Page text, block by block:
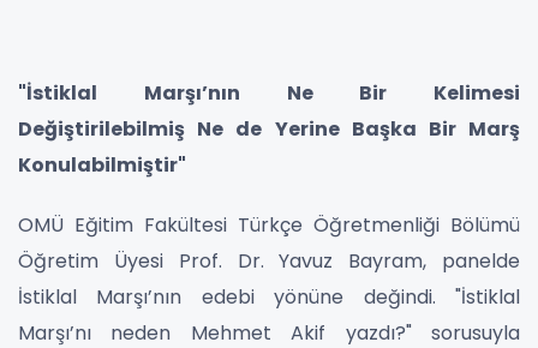
"İstiklal Marşı’nın Ne Bir Kelimesi
Değiştirilebilmiş Ne de Yerine Başka Bir Marş
Konulabilmiştir"
OMÜ Eğitim Fakültesi Türkçe Öğretmenliği Bölümü
Öğretim Üyesi Prof. Dr. Yavuz Bayram, panelde
İstiklal Marşı’nın edebi yönüne değindi. "İstiklal
Marşı’nı neden Mehmet Akif yazdı?" sorusuyla